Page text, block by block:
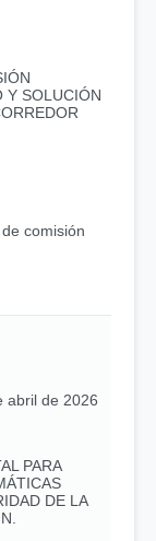
Y SOLUCIÓN
comisión
abril de 2026
PARA
DE LA